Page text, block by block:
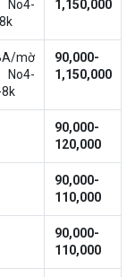
1,150,000
mờ
90,000-
1,150,000
90,000-
120,000
90,000-
110,000
90,000-
110,000